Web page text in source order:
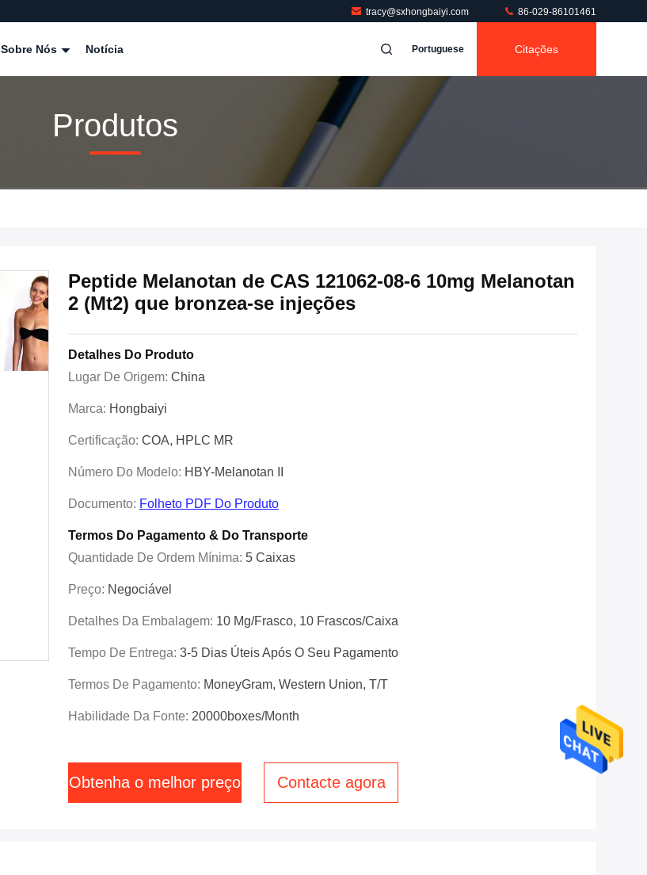
tracy@sxhongbaiyi.com 86-029-86101461
Sobre Nós Notícia Portuguese Citações
Produtos
Peptide Melanotan de CAS 121062-08-6 10mg Melanotan
2 (Mt2) que bronzea-se injeções
Detalhes Do Produto
Lugar De Origem: China
Marca: Hongbaiyi
Certificação: COA, HPLC MR
Número Do Modelo: HBY-Melanotan II
Documento: Folheto PDF Do Produto
Termos Do Pagamento & Do Transporte
Quantidade De Ordem Mínima: 5 Caixas
Preço: Negociável
Detalhes Da Embalagem: 10 Mg/frasco, 10 Frascos/caixa
Tempo De Entrega: 3-5 Dias Úteis Após O Seu Pagamento
Termos De Pagamento: MoneyGram, Western Union, T/T
Habilidade Da Fonte: 20000boxes/Month
Obtenha o melhor preço Contacte agora